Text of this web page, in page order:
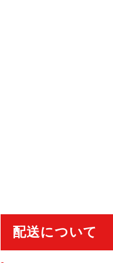
配送について